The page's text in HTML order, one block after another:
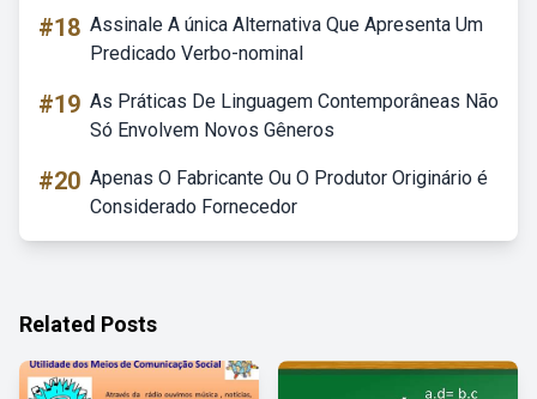
#18 Assinale A única Alternativa Que Apresenta Um
Predicado Verbo-nominal
#19 As Práticas De Linguagem Contemporâneas Não
Só Envolvem Novos Gêneros
#20 Apenas O Fabricante Ou O Produtor Originário é
Considerado Fornecedor
Related Posts